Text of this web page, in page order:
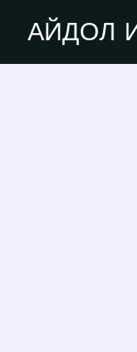
содержимому
АЙДОЛ